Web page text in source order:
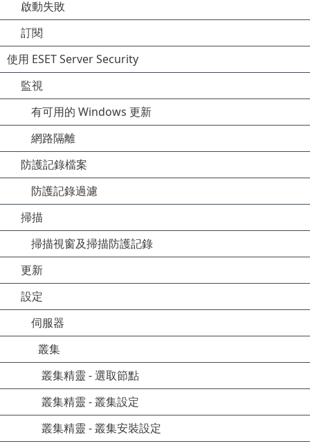
啟動失敗
訂閱
使用 ESET Server Security
監視
有可用的 Windows 更新
網路隔離
防護記錄檔案
防護記錄過濾
掃描
掃描視窗及掃描防護記錄
更新
設定
伺服器
叢集
叢集精靈 - 選取節點
叢集精靈 - 叢集設定
叢集精靈 - 叢集安裝設定